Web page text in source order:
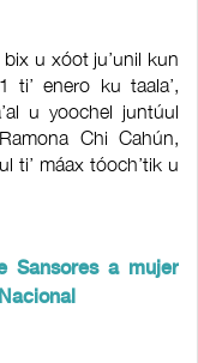
bix u xóot ju’unil kun
ti’ enero ku taala’,
u yoochel juntúul
Chi Cahún,
ti’ máax tóoch’tik u
Sansores a mujer